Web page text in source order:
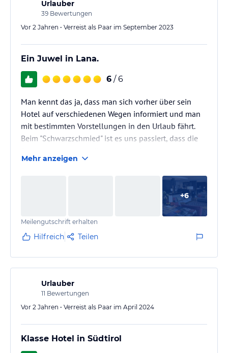
Urlauber
39 Bewertungen
Vor 2 Jahren • Verreist als Paar im September 2023
Ein Juwel in Lana.
6 / 6
Man kennt das ja, dass man sich vorher über sein
Hotel auf verschiedenen Wegen informiert und man
mit bestimmten Vorstellungen in den Urlaub fährt.
Beim "Schwarzschmied" ist es uns passiert, dass die
Zimmer, als auch vom Ambiente und dem Hotel im
Allgemeinen waren wir positiv überrascht.
Wir überlegen ernsthaft hier nochmals einen Urlaub
zu verbringen. Und das wäre eine absolute Ausnahme
Mehr anzeigen
+6
Meilengutschrift erhalten
Hilfreich Teilen
Urlauber
11 Bewertungen
Vor 2 Jahren • Verreist als Paar im April 2024
Klasse Hotel in Südtirol